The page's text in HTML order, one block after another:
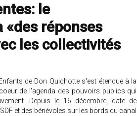
le
réponses
les collectivités
de Don Quichotte s'est étendue à la
de l'agenda des pouvoirs publics qui
Depuis le 16 décembre, date de
et des bénévoles sur les bords du canal